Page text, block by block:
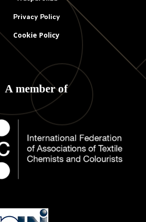
Privacy Policy
Cookie Policy
A member of